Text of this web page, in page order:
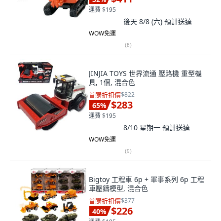
運費 $195
後天 8/8 (六) 預計送達
WOW免運
(8)
JINJIA TOYS 世界流通 壓路機 重型機
具, 1個, 混合色
首購折扣價$822
65% $283
運費 $195
8/10 星期一 預計送達
WOW免運
(9)
Bigtoy 工程車 6p + 軍事系列 6p 工程
車壓鑄模型, 混合色
首購折扣價$377
40% $226